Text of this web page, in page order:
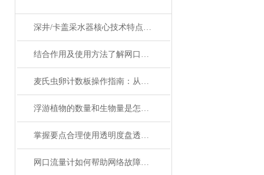
深井/卡盖采水器核心技术特点深度剖析
结合作用及使用方法了解网口流量计
麦氏虫卵计数板操作指南：从准备到读数的详细流程
浮游植物的数量和生物量是怎么计算的
掌握要点合理使用透明度盘透明度计
网口流量计如何帮助网络故障排除和疑难解答？